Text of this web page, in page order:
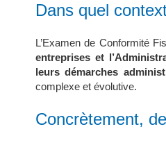
Dans quel
L’Examen de Conformité
entreprises et
leurs démarches
complexe et évolutive.
Concrètement,